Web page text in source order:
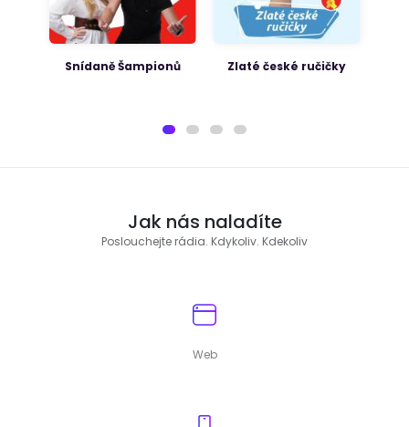
Snídaně Šampionů Zlaté české ručičky
Jak nás naladíte
Poslouchejte rádia. Kdykoliv. Kdekoliv
Web